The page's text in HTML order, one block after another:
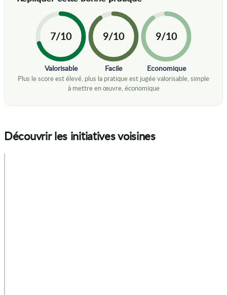
7/10
Valorisable
9/10
Facile
9/10
Economique
Découvrir les initiatives voisines